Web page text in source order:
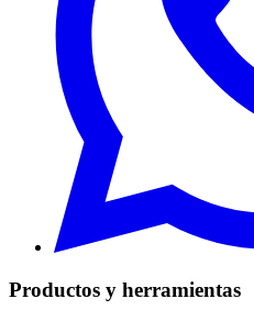
Productos y herramientas